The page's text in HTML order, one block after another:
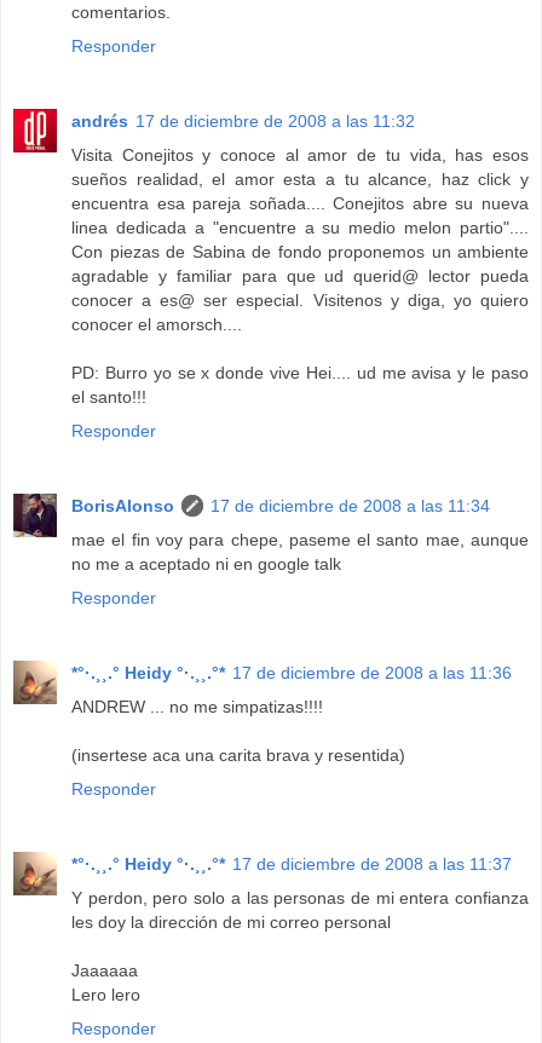
comentarios.
Responder
andrés 17 de diciembre de 2008 a las 11:32
Visita Conejitos y conoce al amor de tu vida, has esos
sueños realidad, el amor esta a tu alcance, haz click y
encuentra esa pareja soñada.... Conejitos abre su nueva
linea dedicada a "encuentre a su medio melon partio"....
Con piezas de Sabina de fondo proponemos un ambiente
agradable y familiar para que ud querid@ lector pueda
conocer a es@ ser especial. Visitenos y diga, yo quiero
conocer el amorsch....
PD: Burro yo se x donde vive Hei.... ud me avisa y le paso
el santo!!!
Responder
BorisAlonso
17 de diciembre de 2008 a las 11:34
mae el fin voy para chepe, paseme el santo mae, aunque
no me a aceptado ni en google talk
Responder
*°·.¸¸.° Heidy °·.¸¸.°* 17 de diciembre de 2008 a las 11:36
ANDREW ... no me simpatizas!!!!
(insertese aca una carita brava y resentida)
Responder
*°·.¸¸.° Heidy °·.¸¸.°* 17 de diciembre de 2008 a las 11:37
Y perdon, pero solo a las personas de mi entera confianza
les doy la dirección de mi correo personal
Jaaaaaa
Lero lero
Responder